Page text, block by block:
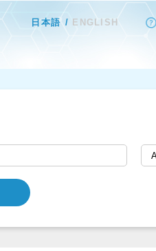
日本語 ENGLISH